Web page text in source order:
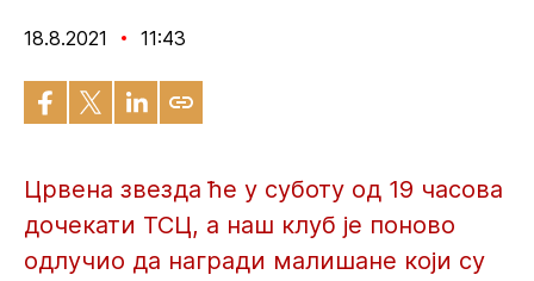
18.8.2021 11:43
Црвена звезда ће у суботу од 19 часова
дочекати ТСЦ, а наш клуб је поново
одлучио да награди малишане који су